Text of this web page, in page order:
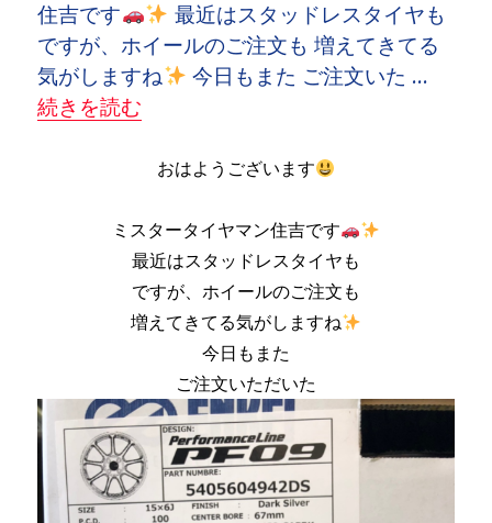
住吉です
最近はスタッドレスタイヤも
ですが、ホイールのご注文も 増えてきてる
気がしますね
今日もまた ご注文いた …
“またまたエンケイ入荷しました
続きを読む
おはようございます
ミスタータイヤマン住吉です
最近はスタッドレスタイヤも
ですが、ホイールのご注文も
増えてきてる気がしますね
今日もまた
ご注文いただいた